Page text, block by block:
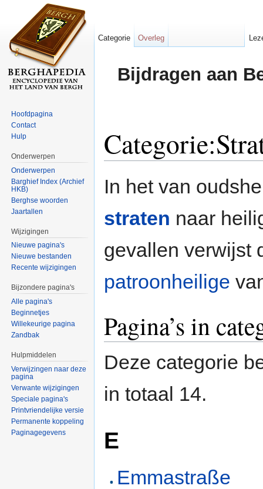
Bijdragen aan
In het van
straten naar
gevallen verwijst
patroonheilige
Pagina’s in
Deze categorie
in totaal 14.
E
Emmastraße
Categorie Overleg
Hoofdpagina
Contact
Hulp
Onderwerpen
Onderwerpen
Barghief Index (Archief
HKB)
Berghse woorden
Jaartallen
Wijzigingen
Nieuwe pagina's
Nieuwe bestanden
Recente wijzigingen
Bijzondere pagina's
Alle pagina's
Beginnetjes
Willekeurige pagina
Zandbak
Hulpmiddelen
Verwijzingen naar deze
pagina
Verwante wijzigingen
Speciale pagina's
Printvriendelijke versie
Permanente koppeling
Paginagegevens